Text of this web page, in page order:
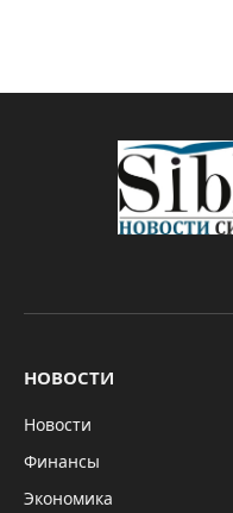
НОВОСТИ
Новости
Финансы
Экономика